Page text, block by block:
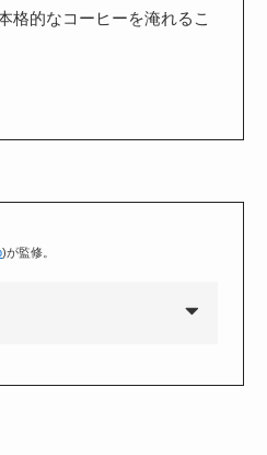
格的なコーヒーを淹れるこ
)が監修。